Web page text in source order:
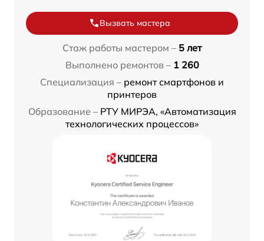
Вызвать мастера
Стаж работы мастером – 5 лет
Выполнено ремонтов – 1 260
Специализация – ремонт смартфонов и
принтеров
Образование – РТУ МИРЭА, «Автоматизация
технологических процессов»